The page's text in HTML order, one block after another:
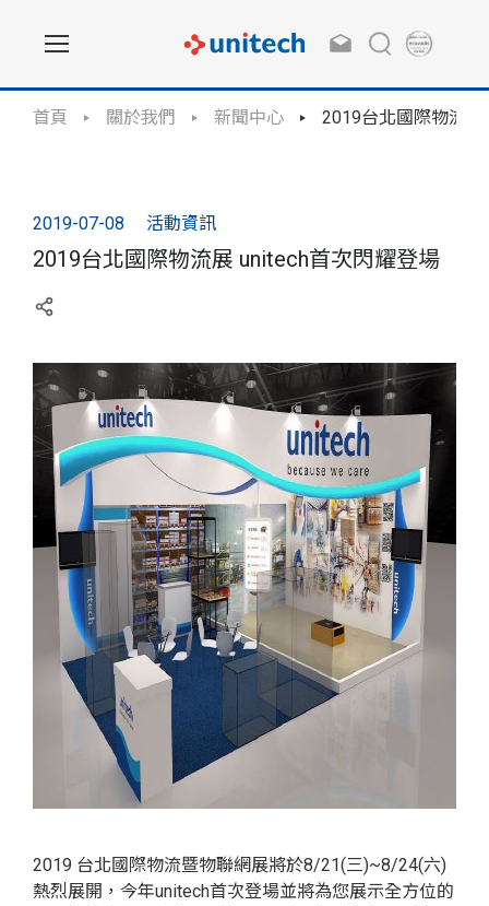
首頁 關於我們 新聞中心 2019台北國際物流
2019-07-08 活動資訊
2019台北國際物流展 unitech首次閃耀登場
2019 台北國際物流暨物聯網展將於8/21(三)~8/24(六)
熱烈展開，今年unitech首次登場並將為您展示全方位的